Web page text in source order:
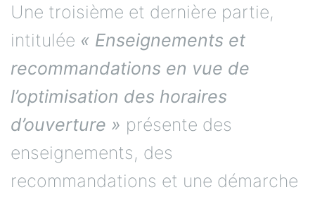
Une troisième et dernière partie,
intitulée « Enseignements et
recommandations en vue de
l’optimisation des horaires
d’ouverture » présente des
enseignements, des
recommandations et une démarche